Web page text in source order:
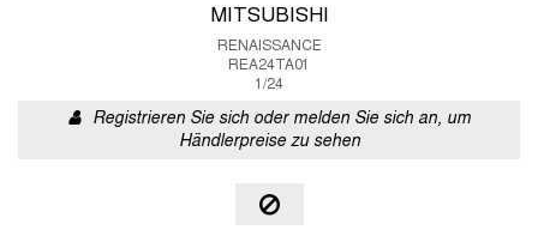
MITSUBISHI
RENAISSANCE
REA24TA01
1/24
Registrieren Sie sich oder melden Sie sich an, um
Händlerpreise zu sehen